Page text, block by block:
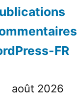
FR
août 2026